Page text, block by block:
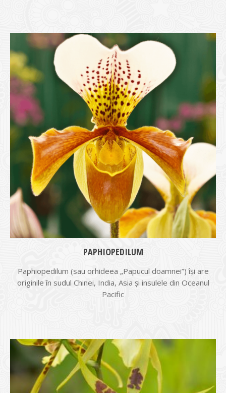
PAPHIOPEDILUM
Paphiopedilum (sau orhideea „Papucul doamnei”) își are
originile în sudul Chinei, India, Asia și insulele din Oceanul
Pacific